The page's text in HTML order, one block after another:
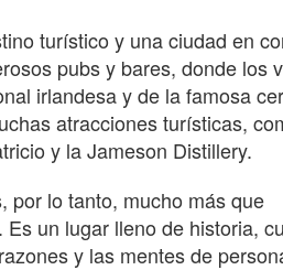
turístico y una ciudad en
pubs y bares, donde los
irlandesa y de la famosa
atracciones turísticas,
y la Jameson Distillery.
por lo tanto, mucho más que
un lugar lleno de historia,
y las mentes de